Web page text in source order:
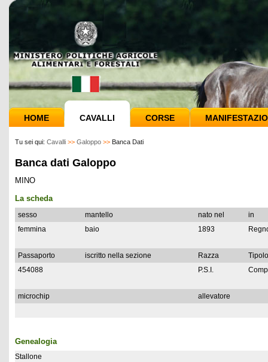
HOME CAVALLI CORSE
Tu sei qui: Cavalli >> Galoppo >> Banca Dati
Banca dati Galoppo
MINO
La scheda
sesso mantello nato nel
in
femmina
baio 1893
Passaporto iscritto nella sezione Razza
454088
P.S.I.
microchip allevatore
Genealogia
Stallone